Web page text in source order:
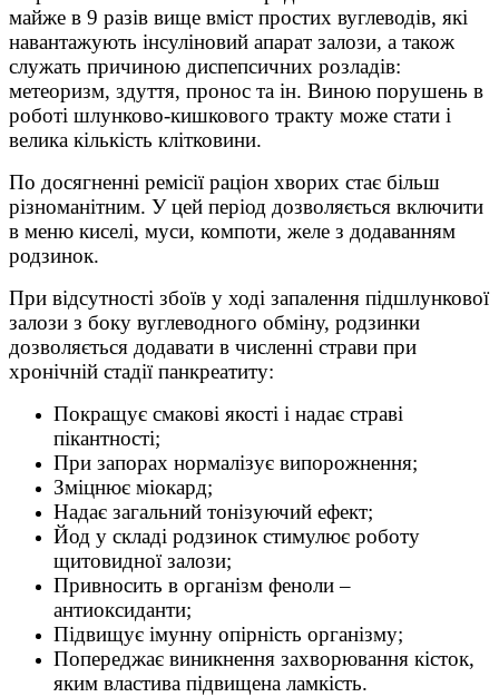
майже в 9 разів вище вміст простих вуглеводів, які
навантажують інсуліновий апарат залози, а також
служать причиною диспепсичних розладів:
метеоризм, здуття, пронос та ін. Виною порушень в
роботі шлунково-кишкового тракту може стати і
велика кількість клітковини.
По досягненні ремісії раціон хворих стає більш
різноманітним. У цей період дозволяється включити
в меню киселі, муси, компоти, желе з додаванням
родзинок.
При відсутності збоїв у ході запалення підшлункової
залози з боку вуглеводного обміну, родзинки
дозволяється додавати в численні страви при
хронічній стадії панкреатиту:
Покращує смакові якості і надає страві
пікантності;
При запорах нормалізує випорожнення;
Зміцнює міокард;
Надає загальний тонізуючий ефект;
Йод у складі родзинок стимулює роботу
щитовидної залози;
Привносить в організм феноли –
антиоксиданти;
Підвищує імунну опірність організму;
Попереджає виникнення захворювання кісток,
яким властива підвищена ламкість.